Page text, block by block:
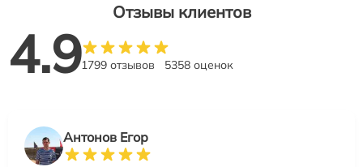
Отзывы клиентов
4.91799 отзывов 5358 оценок
Антонов Егор